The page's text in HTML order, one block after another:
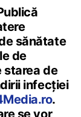
sănătate
de
starea de
infecției
.
se vor